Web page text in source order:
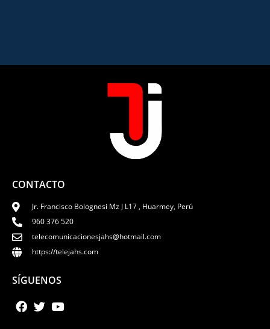
CONTACTO
Jr. Francisco Bolognesi Mz J L17 , Huarmey, Perú
960 376 520
telecomunicacionesjahs@hotmail.com
https://telejahs.com
SÍGUENOS